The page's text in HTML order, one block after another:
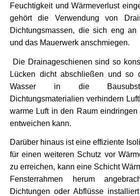
Feuchtigkeit und Wärmeverlust
gehört die Verwendung von
Dichtungsmassen, die sich eng an
und das Mauerwerk anschmiegen.
Lücken dicht abschließen und so
Wasser in die
Dichtungsmaterialien verhindern
warme Luft in den Raum
entweichen kann.
Darüber hinaus ist eine effiziente
für einen weiteren Schutz vor
zu erreichen, kann eine Schicht
Fensterrahmen herum
Dichtungen oder Abflüsse